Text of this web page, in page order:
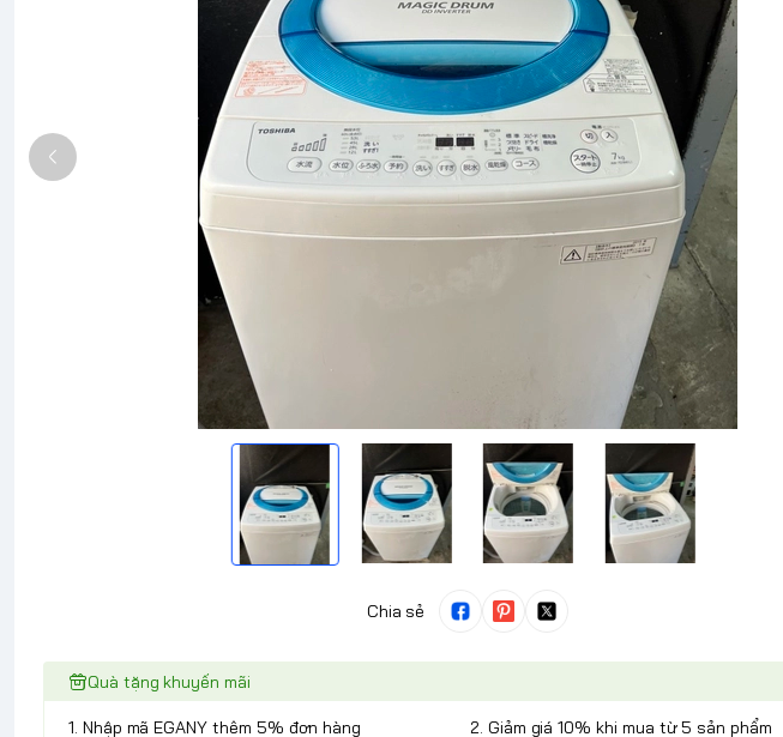
Chia sẻ
Quà tặng khuyến mãi
1. Nhập mã EGANY thêm 5% đơn hàng
2. Giảm giá 10% khi mua từ 5 sản phẩm